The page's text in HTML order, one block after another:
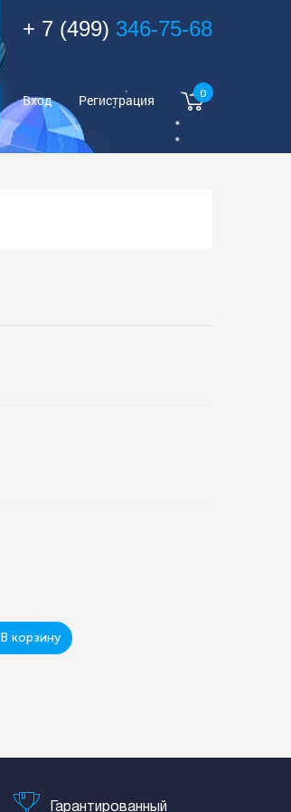
+ 7 (499) 346-75-68
Вход Регистрация 0
В корзину
Гарантированный